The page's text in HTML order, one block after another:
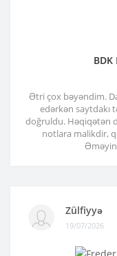
Ətri çox bəyəndim.
edərkən saytdakı
doğruldu. Həqiqətən
notlara malikdir,
Zülfiyyə
19/07/2026